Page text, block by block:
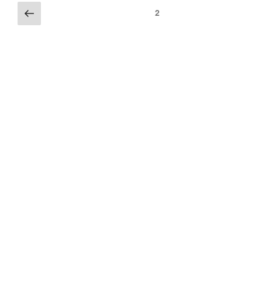
Navigazione
articoli
Pagina
precedente
Pagina2